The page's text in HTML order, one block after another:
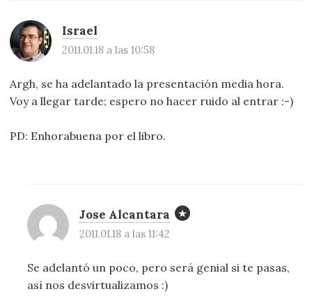
Israel
2011.01.18 a las 10:58
Argh, se ha adelantado la presentación media hora.
Voy a llegar tarde; espero no hacer ruido al entrar :-)
PD: Enhorabuena por el libro.
Jose Alcantara
2011.01.18 a las 11:42
Se adelantó un poco, pero será genial si te pasas,
así nos desvirtualizamos :)